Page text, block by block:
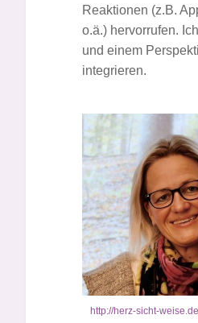
Reaktionen (z.B.
o.ä.) hervorrufen.
und einem
integrieren.
http://herz-sicht-weise.de